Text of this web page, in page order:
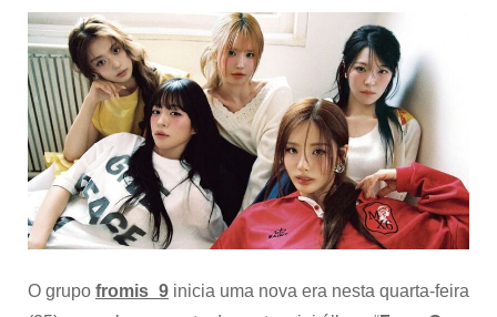
o
com
O grupo fromis_9 inicia uma nova era nesta quarta-feira